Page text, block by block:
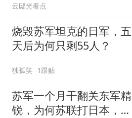
云邸光看点
烧毁苏军坦克的日军，五
天后为何只剩55人？
独孤笑 1跟贴
苏军一个月干翻关东军精
锐，为何苏联打日本，要